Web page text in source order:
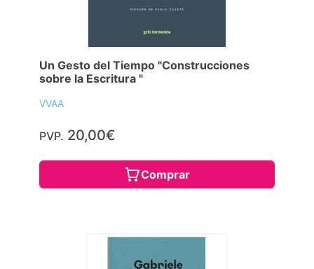
Un Gesto del Tiempo "Construcciones
sobre la Escritura "
VVAA
PVP. 20,00€
Comprar